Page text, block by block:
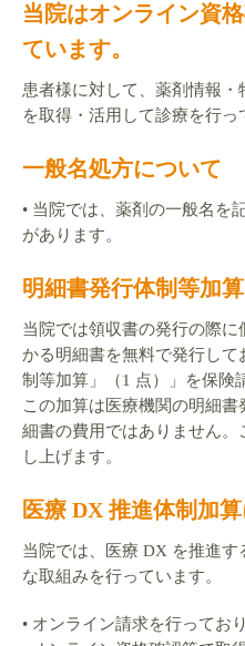
当院はオンライン資
ています。
患者様に対して、薬剤情報
を取得・活用して診療を行っ
一般名処方について
• 当院では、薬剤の一般名を
があります。
明細書発行体制等加
当院では領収書の発行の際
かる明細書を無料で発行し
制等加算」（1 点）」を保険
この加算は医療機関の明細
細書の費用ではありません
し上げます。
医療 DX 推進体制加
当院では、医療 DX を推進す
な取組みを行っています。
• オンライン請求を行ってお